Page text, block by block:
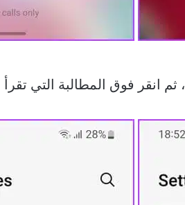
، ثم انقر فوق المطالبة التي تقرأ